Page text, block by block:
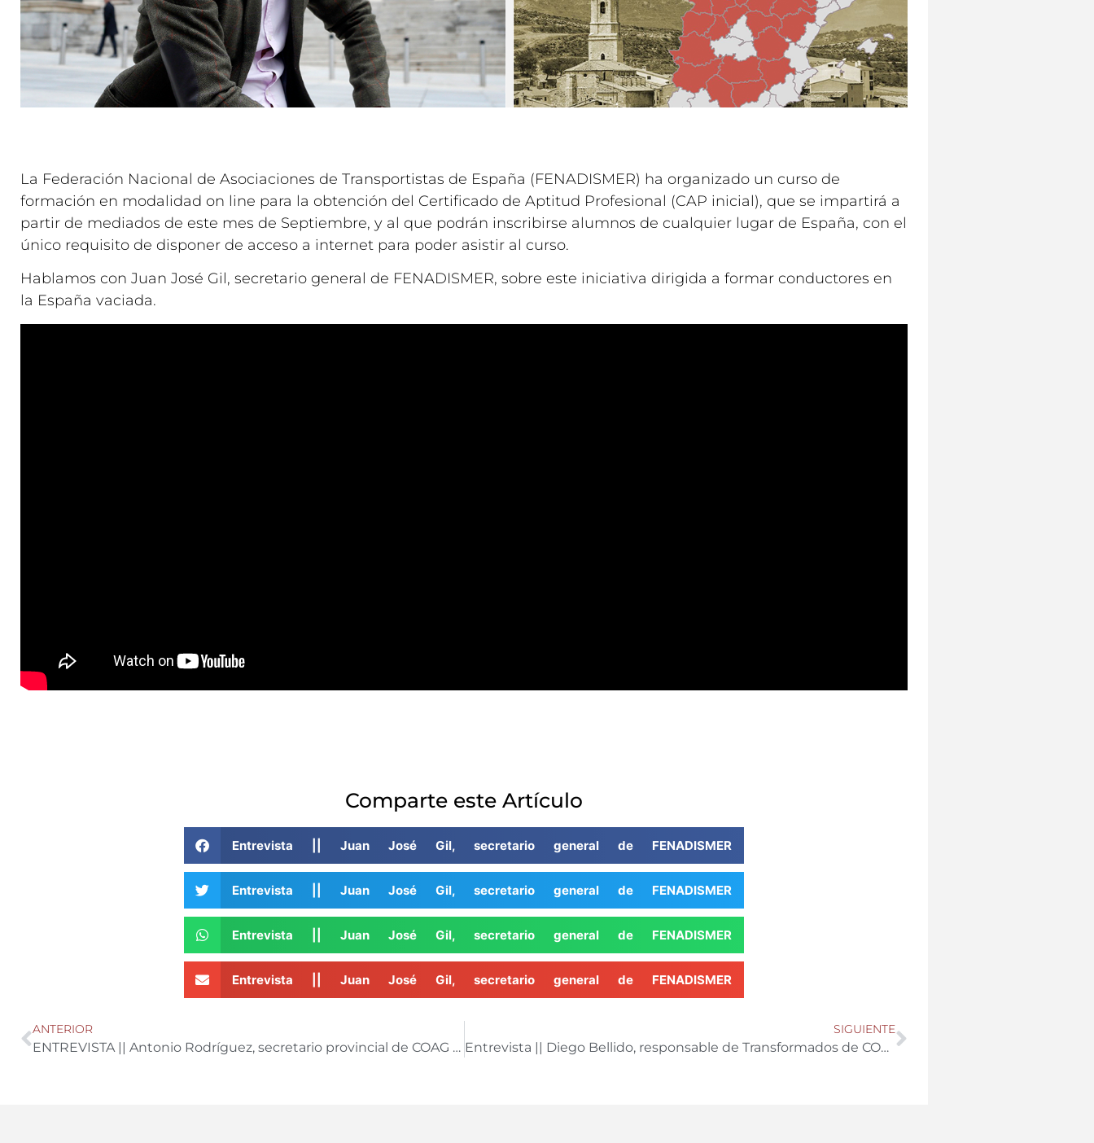
La Federación Nacional de Asociaciones de Transportistas de España (FENADISMER) ha organizado un curso de
formación en modalidad on line para la obtención del Certificado de Aptitud Profesional (CAP inicial), que se impartirá a
partir de mediados de este mes de Septiembre, y al que podrán inscribirse alumnos de cualquier lugar de España, con el
único requisito de disponer de acceso a internet para poder asistir al curso.
Hablamos con Juan José Gil, secretario general de FENADISMER, sobre este iniciativa dirigida a formar conductores en
la España vaciada.
Comparte este Artículo
Entrevista || Juan José Gil, secretario general de FENADISMER
Entrevista || Juan José Gil, secretario general de FENADISMER
Entrevista || Juan José Gil, secretario general de FENADISMER
Entrevista || Juan José Gil, secretario general de FENADISMER
ANTERIOR
ENTREVISTA || Antonio Rodríguez, secretario provincial de COAG Málaga
SIGUIENTE
Entrevista || Diego Bellido, responsable de Transformados de COAG